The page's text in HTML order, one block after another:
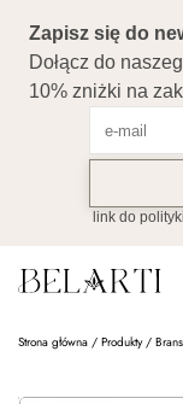
Strona główna / Produkty/